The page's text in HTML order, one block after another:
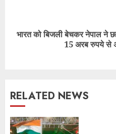
Next
भारत को बिजली बेचकर नेपाल ने
15 अरब रुपये से
RELATED NEWS